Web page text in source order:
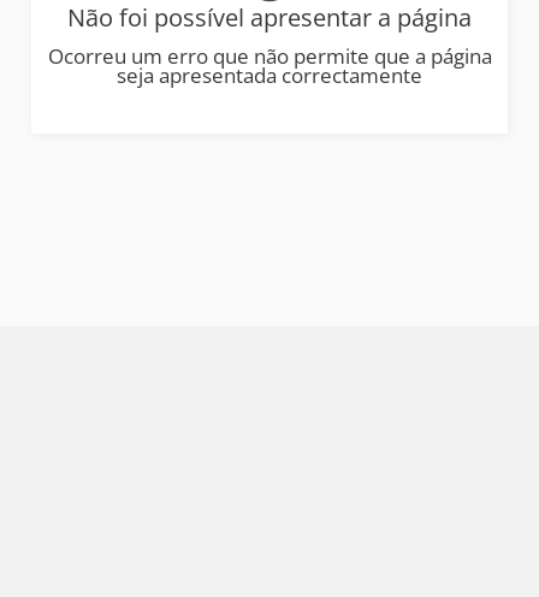
Não foi possível apresentar a página
Ocorreu um erro que não permite que a página
seja apresentada correctamente